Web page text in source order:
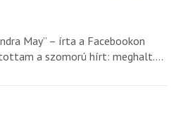
May” – írta a Facebookon
a szomorú hírt: meghalt....